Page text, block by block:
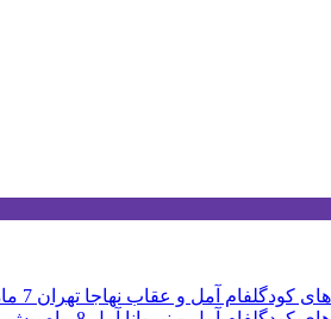
کودگلفام آمل و عقاب نهاجا تهران 7 ماه پیش